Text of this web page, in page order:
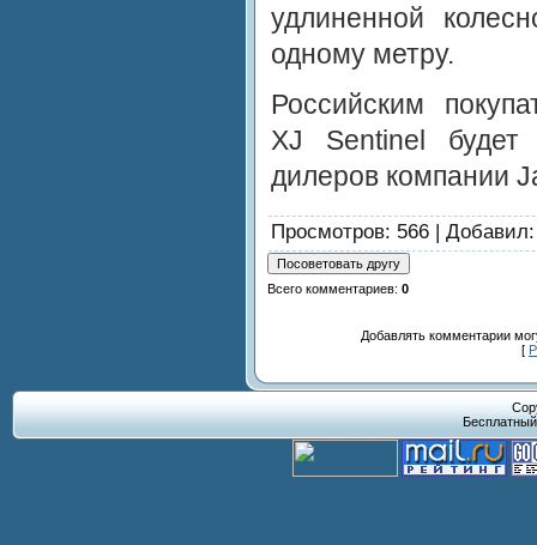
удлиненной
одному метру.
Российским
XJ Sentinel
дилеров компании
Просмотров: 566 | Добавил
Всего комментариев: 0
Добавлять комментарии
[